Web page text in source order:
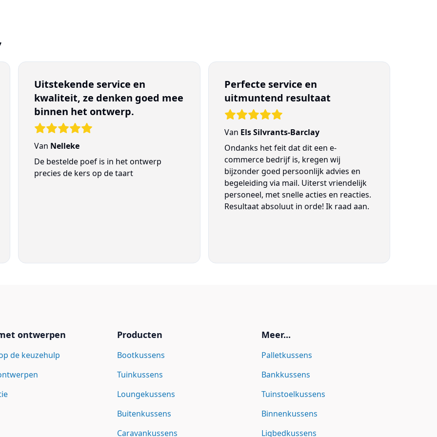
Uitstekende service en
kwaliteit, ze denken goed mee
binnen het ontwerp.
Van Nelleke
De bestelde poef is in het ontwerp
precies de kers op de taart
Perfecte service en
uitmuntend resultaat
Van Els Silvrants-Barclay
Ondanks het feit dat dit een e-
commerce bedrijf is, kregen wij
bijzonder goed persoonlijk advies en
begeleiding via mail. Uiterst vriendelijk
personeel, met snelle acties en reacties.
Resultaat absoluut in orde! Ik raad aan.
ontwerpen
de keuzehulp
Producten
Bootkussens
Tuinkussens
Loungekussens
Buitenkussens
Caravankussens
Meer...
Palletkussens
Bankkussens
Tuinstoelkussens
Binnenkussens
Ligbedkussens